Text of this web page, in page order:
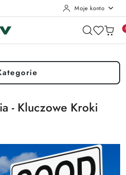
Moje konto
- Kluczowe Kroki